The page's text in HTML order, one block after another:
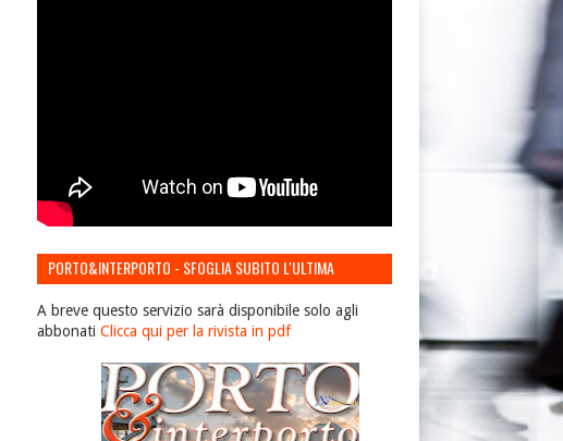
PORTO&INTERPORTO - SFOGLIA SUBITO L'ULTIMA
A breve questo servizio sarà disponibile solo agli
abbonati Clicca qui per la rivista in pdf